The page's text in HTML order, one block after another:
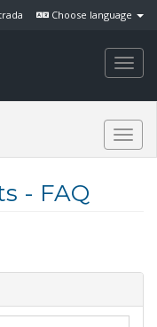
Choose language
- FAQ